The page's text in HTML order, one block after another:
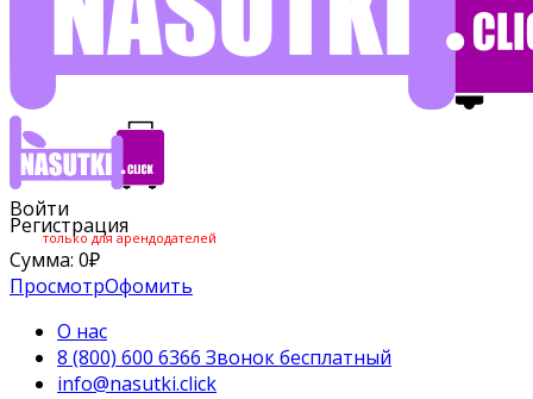
Войти
Регистрация
только для арендодателей
Сумма: 0₽
ПросмотрОфомить
О нас
8 (800) 600 6366 Звонок бесплатный
info@nasutki.click